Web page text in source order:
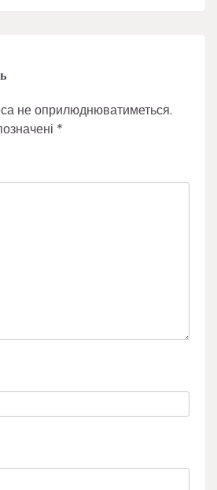
не оприлюднюватиметься.
*